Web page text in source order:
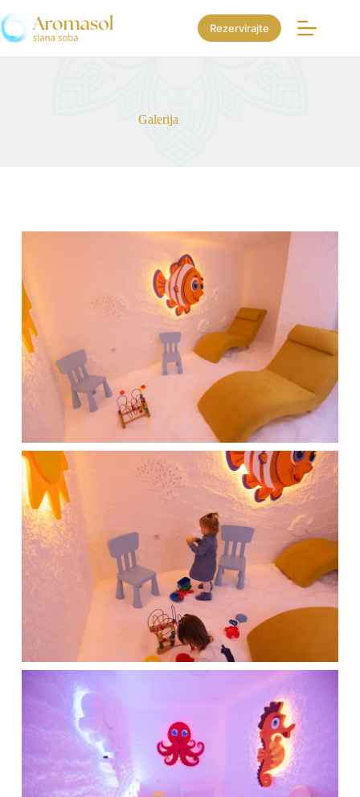
Rezervirajte
Galerija